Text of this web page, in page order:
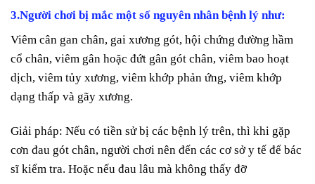
3.Người chơi bị mắc một số nguyên nhân bệnh lý như:
Viêm cân gan chân, gai xương gót, hội chứng đường hầm
cổ chân, viêm gân hoặc đứt gân gót chân, viêm bao hoạt
dịch, viêm tủy xương, viêm khớp phản ứng, viêm khớp
dạng thấp và gãy xương.
Giải pháp: Nếu có tiền sử bị các bệnh lý trên, thì khi gặp
cơn đau gót chân, người chơi nên đến các cơ sở y tế để bác
sĩ kiểm tra. Hoặc nếu đau lâu mà không thấy đỡ